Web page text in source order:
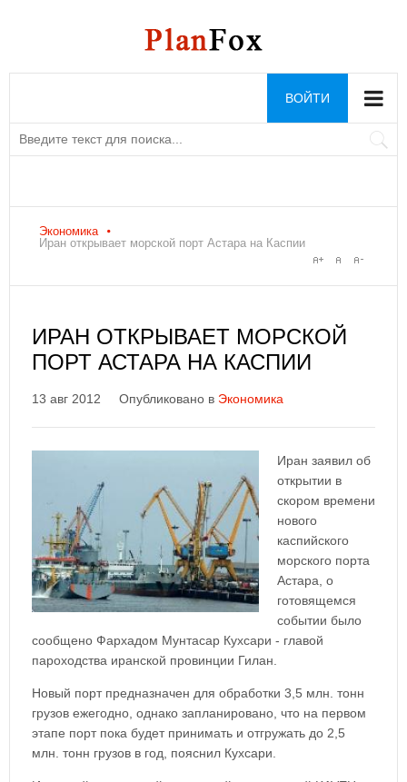
ВОЙТИ
Экономика
Иран открывает морской порт Астара на Каспии
ИРАН ОТКРЫВАЕТ МОРСКОЙ
ПОРТ АСТАРА НА КАСПИИ
13 авг 2012 Опубликовано в Экономика
Иран заявил об
открытии в
скором времени
нового
каспийского
морского порта
Астара, о
готовящемся
событии было
сообщено Фархадом Мунтасар Кухсари - главой
пароходства иранской провинции Гилан.
Новый порт предназначен для обработки 3,5 млн. тонн
грузов ежегодно, однако запланировано, что на первом
этапе порт пока будет принимать и отгружать до 2,5
млн. тонн грузов в год, пояснил Кухсари.